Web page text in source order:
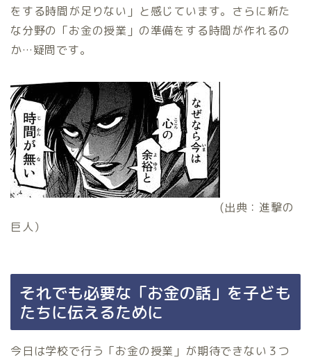
をする時間が足りない」と感じています。さらに新た
な分野の「お金の授業」の準備をする時間が作れるの
か…疑問です。
(出典：進撃の
巨人）
それでも必要な「お金の話」を子ども
たちに伝えるために
今日は学校で行う「お金の授業」が期待できない３つ